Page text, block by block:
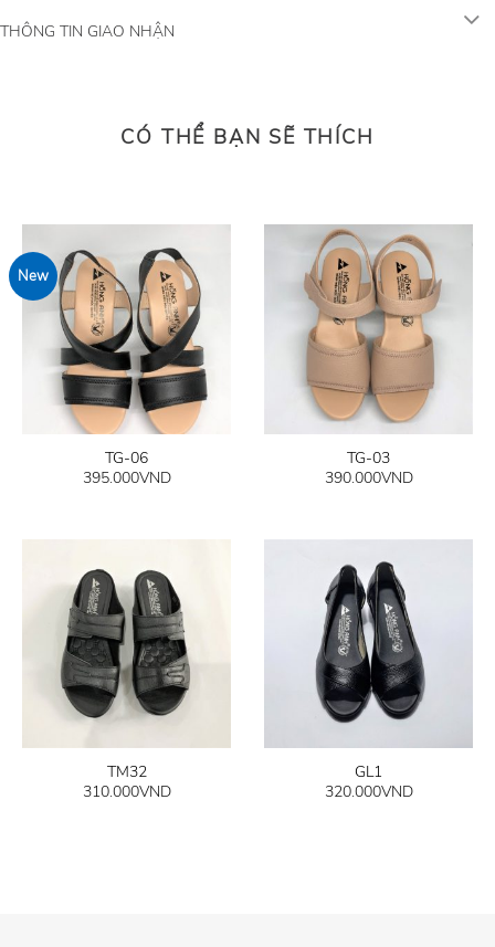
THÔNG TIN GIAO NHẬN
CÓ THỂ BẠN SẼ THÍCH
New
TG-06
395.000VND
TG-03
390.000VND
TM32
310.000VND
GL1
320.000VND